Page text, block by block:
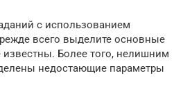
с использованием
всего выделите основные
известны. Более того, нелишним
недостающие параметры